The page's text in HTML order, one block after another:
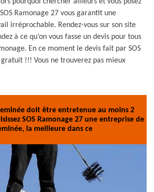
Ramonage 27 vous garantit une
irréprochable. Rendez-vous sur son site
à ce qu’on vous fasse un devis pour tous
En ce moment le devis fait par SOS
gratuit !!! Vous ne trouverez pas mieux
doit être entretenue au moins 2
SOS Ramonage 27 une entreprise de
la meilleure dans ce